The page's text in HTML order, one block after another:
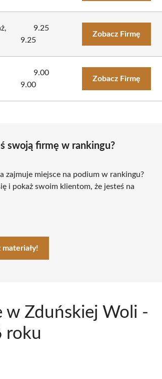
9.25
9.25
Zobacz Firmę
9.00
9.00
Zobacz Firmę
swoją firmę w rankingu?
zajmuje miejsce na podium w rankingu?
i pokaż swoim klientom, że jesteś na
materiały!
w Zduńskiej Woli -
roku